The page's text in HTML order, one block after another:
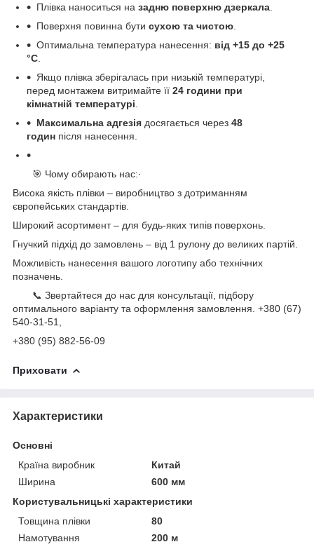
Плівка наноситься на задню поверхню дзеркала
Поверхня повинна бути сухою та чистою
Оптимальна температура нанесення: від +15 до +25
°С
Якщо плівка зберігалась при низькій температурі,
перед монтажем витримайте її 24 години при
кімнатній температурі
Максимальна адгезія досягається через 48
годин після нанесення.
🎯 Чому обирають нас:·
Висока якість плівки – виробництво з дотриманням
європейських стандартів.
Широкий асортимент – для будь-яких типів поверхонь.
Гнучкий підхід до замовлень – від 1 рулону до великих партій.
Можливість нанесення вашого логотипу або технічних
позначень.
📞 Звертайтеся до нас для консультації, підбору
оптимального варіанту та оформлення замовлення. +380 (67)
540-31-51,
+380 (95) 882-56-09
Приховати
Характеристики
Основні
Країна виробник
Китай
Ширина
600 мм
Користувальницькі характеристики
Товщина плівки
80
Намотування
200 м